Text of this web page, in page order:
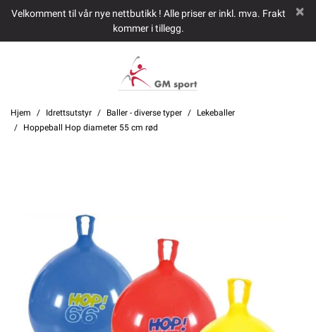
Velkomment til vår nye nettbutikk ! Alle priser er inkl. mva. Frakt
kommer i tillegg.
Hjem Idrettsutstyr Baller - diverse typer
Lekeballer
Hoppeball Hop diameter 55 cm rød